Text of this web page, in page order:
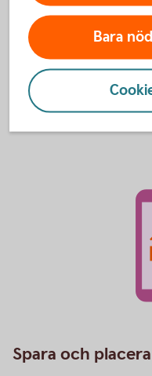
Ett sätt att sänka
sitt hus med en
hem för att hitta små
och för miljön.
Energirenovering och
Spara och placera
Bara